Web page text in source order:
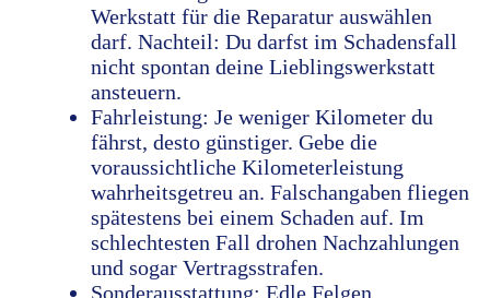
Werkstatt für die Reparatur auswählen
darf. Nachteil: Du darfst im Schadensfall
nicht spontan deine Lieblingswerkstatt
ansteuern.
Fahrleistung: Je weniger Kilometer du
fährst, desto günstiger. Gebe die
voraussichtliche Kilometerleistung
wahrheitsgetreu an. Falschangaben fliegen
spätestens bei einem Schaden auf. Im
schlechtesten Fall drohen Nachzahlungen
und sogar Vertragsstrafen.
Sonderausstattung: Edle Felgen